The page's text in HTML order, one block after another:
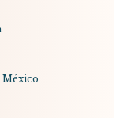
México